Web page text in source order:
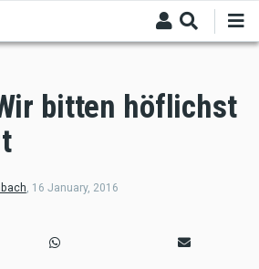
bitten höflichst
16 January, 2016